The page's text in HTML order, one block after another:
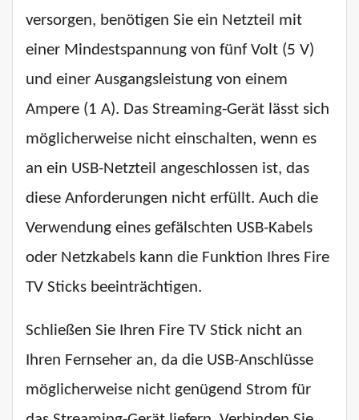
versorgen, benötigen Sie ein Netzteil mit
einer Mindestspannung von fünf Volt (5 V)
und einer Ausgangsleistung von einem
Ampere (1 A). Das Streaming-Gerät lässt sich
möglicherweise nicht einschalten, wenn es
an ein USB-Netzteil angeschlossen ist, das
diese Anforderungen nicht erfüllt. Auch die
Verwendung eines gefälschten USB-Kabels
oder Netzkabels kann die Funktion Ihres Fire
TV Sticks beeinträchtigen.
Schließen Sie Ihren Fire TV Stick nicht an
Ihren Fernseher an, da die USB-Anschlüsse
möglicherweise nicht genügend Strom für